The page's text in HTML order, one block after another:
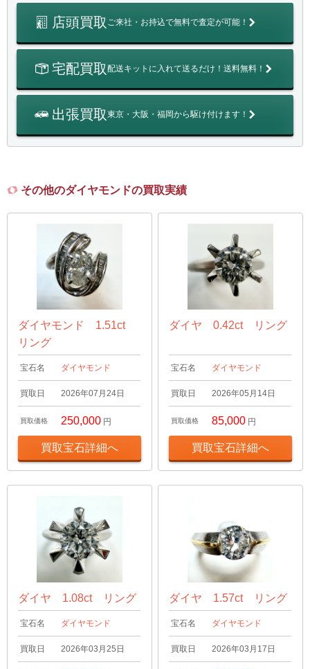
店頭買取 ご来社・お持込で無料で査定が可能！
宅配買取配送キットに入れて送るだけ！送料無料！
出張買取東京・大阪・福岡から駆け付けます！
その他のダイヤモンドの買取実績
ダイヤモンド 1.51ct
リング
宝石名 ダイヤモンド
買取日 2026年07月24日
買取価格 250,000 円
買取宝石詳細へ
ダイヤ 0.42ct リング
宝石名 ダイヤモンド
買取日 2026年05月14日
買取価格 85,000 円
買取宝石詳細へ
ダイヤ 1.08ct リング
宝石名 ダイヤモンド
買取日 2026年03月25日
ダイヤ 1.57ct リング
宝石名 ダイヤモンド
買取日 2026年03月17日